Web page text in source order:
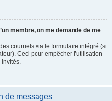
membre, on me demande de me
courriels via le formulaire intégré (si
Ceci pour empêcher l’utilisation
invités.
de messages